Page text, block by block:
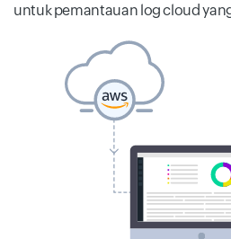
untuk pemantauan log cloud